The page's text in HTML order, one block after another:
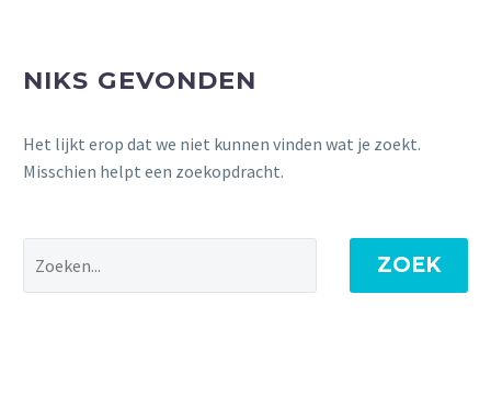
NIKS GEVONDEN
Het lijkt erop dat we niet kunnen vinden wat je zoekt.
Misschien helpt een zoekopdracht.
ZOEK